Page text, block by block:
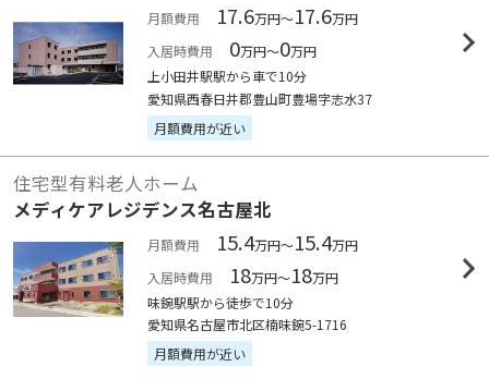
月額費用 17.6万円～17.6万円
入居時費用
0万円～0万円
上小田井駅駅から車で10分
愛知県西春日井郡豊山町豊場字志水37
月額費用が近い
住宅型有料老人ホーム
メディケアレジデンス名古屋北
月額費用 15.4万円～15.4万円
入居時費用
18万円～18万円
味鋺駅駅から徒歩で10分
愛知県名古屋市北区楠味鋺5-1716
月額費用が近い